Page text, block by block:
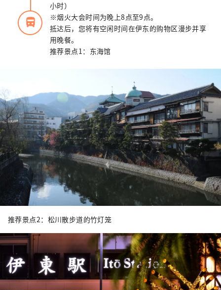
directions_bus_filled
小时）
※烟火大会时间为晚上8点至9点。
抵达后，您将有空闲时间在伊东的购物区漫步并享
用晚餐。
推荐景点1：东海馆
推荐景点2：松川散步道的竹灯笼